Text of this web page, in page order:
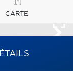
CARTE